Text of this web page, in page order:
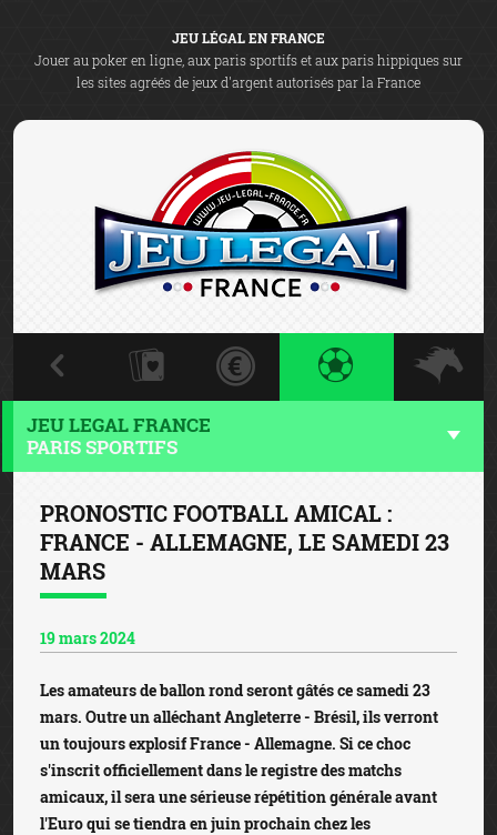
JEU LÉGAL EN FRANCE
Jouer au poker en ligne, aux paris sportifs et aux paris hippiques sur
les sites agréés de jeux d'argent autorisés par la France
JEU LEGAL FRANCE
PARIS SPORTIFS
PRONOSTIC FOOTBALL AMICAL :
FRANCE - ALLEMAGNE, LE SAMEDI 23
MARS
19 mars 2024
Les amateurs de ballon rond seront gâtés ce samedi 23
mars. Outre un alléchant Angleterre - Brésil, ils verront
un toujours explosif France - Allemagne. Si ce choc
s'inscrit officiellement dans le registre des matchs
amicaux, il sera une sérieuse répétition générale avant
l'Euro qui se tiendra en juin prochain chez les